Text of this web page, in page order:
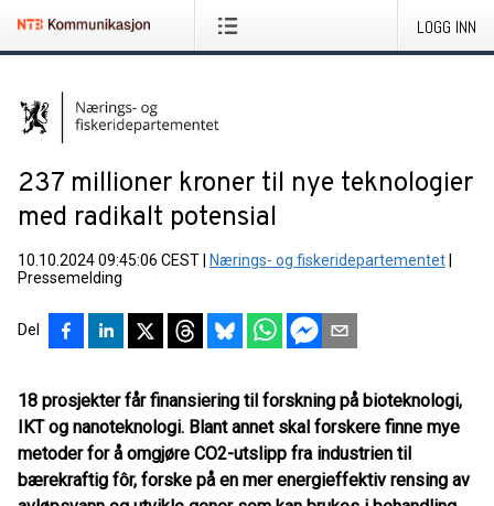
LOGG INN
237 millioner kroner til nye teknologier
med radikalt potensial
10.10.2024 09:45:06 CEST Nærings- og fiskeridepartementet
Pressemelding
Del
18 prosjekter får finansiering til forskning på bioteknologi,
IKT og nanoteknologi. Blant annet skal forskere finne mye
metoder for å omgjøre CO2-utslipp fra industrien til
bærekraftig fôr, forske på en mer energieffektiv rensing av